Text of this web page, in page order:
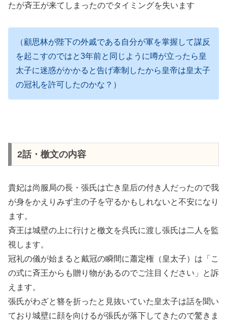
たが斉王が来てしまったのでタイミングを失います
（顧思林が陛下の外戚である自分が軍を掌握して謀反
を起こすのではと3年前と同じように噂が立ったら皇
太子に迷惑がかかると告げ牽制したから皇帝は皇太子
の冠礼を許可したのかな？）
2話・檄文の内容
貴妃は尚服局の長・張氏は亡き皇后の付き人だったので我
が身をかえりみず主の子を守るかもしれないと不安になり
ます。
斉王は城壁の上に行けと檄文を呉氏に渡し張氏は二人を監
視します。
冠礼の儀が始まると戴冠の瞬間に蕭定権（皇太子）は「こ
の式に斉王からも贈り物があるのでご注目ください」と訴
えます。
張氏がわざと簪を折ったと見抜いていた皇太子は話を聞い
ており城壁に顔を向けるが張氏が落下してきたので驚きま